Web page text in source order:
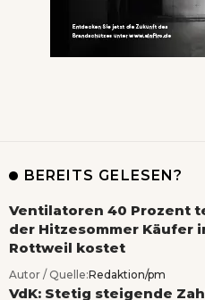
BEREITS GELESEN?
Ventilatoren 40 Prozent
der Hitzesommer Käufer
Rottweil kostet
Autor / Quelle:Redaktion/pm
VdK: Stetig steigende